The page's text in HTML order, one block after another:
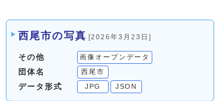
メインメニュー
西尾市の写真 [2026年3月23日]
その他 画像オープンデータ
団体名 西尾市
データ形式 JPG JSON